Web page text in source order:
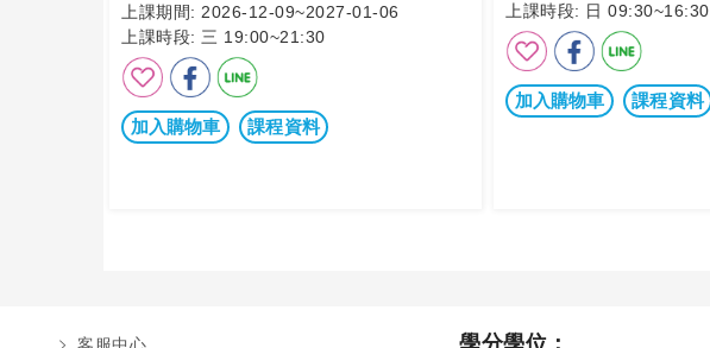
上課期間: 2026-12-09~2027-01-06
上課時段: 三 19:00~21:30
加入購物車 課程資料
上課時段: 日 09:30~16:30
加入購物車 課程資料
學分學位：